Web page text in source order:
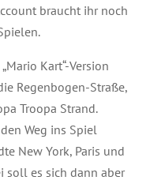
braucht ihr noch
Kart“-Version
Regenbogen-Straße,
Troopa Strand.
Weg ins Spiel
New York, Paris und
soll es sich dann aber